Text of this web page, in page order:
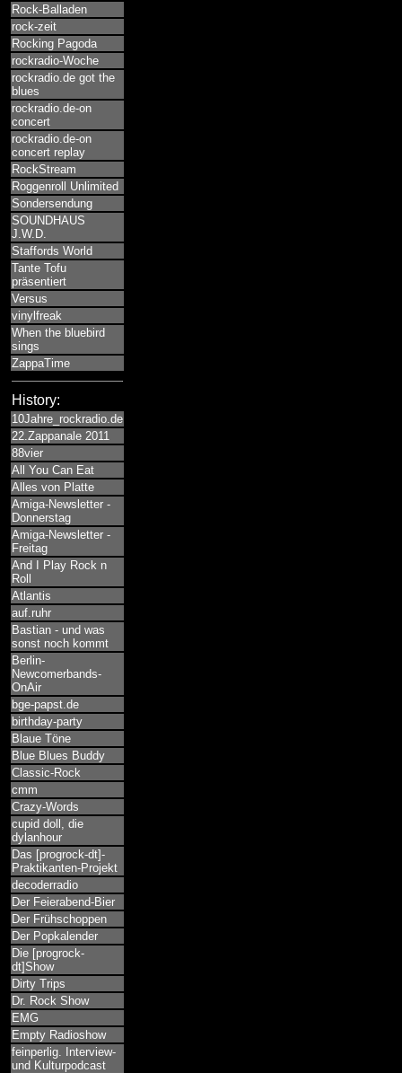
Rock-Balladen
rock-zeit
Rocking Pagoda
rockradio-Woche
rockradio.de got the
blues
rockradio.de-on
concert
rockradio.de-on
concert replay
RockStream
Roggenroll Unlimited
Sondersendung
SOUNDHAUS
J.W.D.
Staffords World
Tante Tofu
präsentiert
Versus
vinylfreak
When the bluebird
sings
ZappaTime
History:
10Jahre_rockradio.de
22.Zappanale 2011
88vier
All You Can Eat
Alles von Platte
Amiga-Newsletter -
Donnerstag
Amiga-Newsletter -
Freitag
And I Play Rock n
Roll
Atlantis
auf.ruhr
Bastian - und was
sonst noch kommt
Berlin-
Newcomerbands-
OnAir
bge-papst.de
birthday-party
Blaue Töne
Blue Blues Buddy
Classic-Rock
cmm
Crazy-Words
cupid doll, die
dylanhour
Das [progrock-dt]-
Praktikanten-Projekt
decoderradio
Der Feierabend-Bier
Der Frühschoppen
Der Popkalender
Die [progrock-
dt]Show
Dirty Trips
Dr. Rock Show
EMG
Empty Radioshow
feinperlig. Interview-
und Kulturpodcast